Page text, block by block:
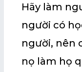
Hãy làm
người có
người, nên
nọ làm họ